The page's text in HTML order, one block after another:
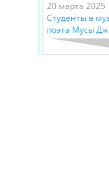
20 марта 2025
Студенты в
поэта Мусы